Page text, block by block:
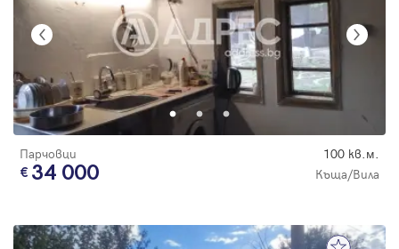
Парчовци 100 кв.м.
34 000 Къща/Вила